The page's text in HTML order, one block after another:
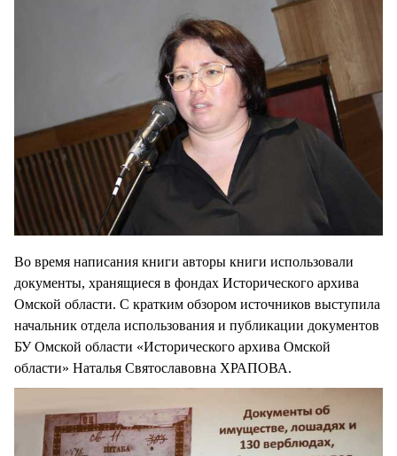
Во время написания книги авторы книги использовали
документы, хранящиеся в фондах Исторического архива
Омской области. С кратким обзором источников выступила
начальник отдела использования и публикации документов
БУ Омской области «Исторического архива Омской
области» Наталья Святославовна ХРАПОВА.